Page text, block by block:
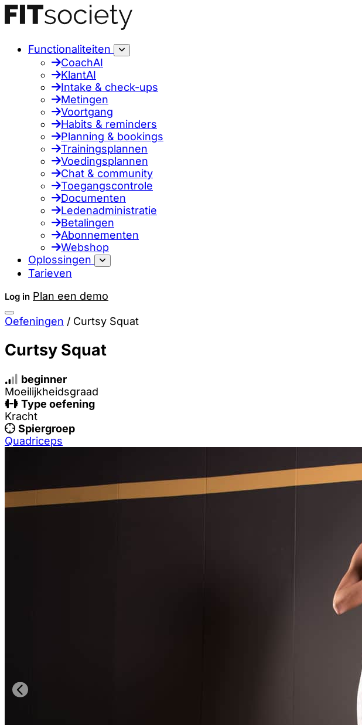
Functionaliteiten
CoachAI
KlantAI
Intake & check-ups
Metingen
Voortgang
Habits & reminders
Planning & bookings
Trainingsplannen
Voedingsplannen
Chat & community
Toegangscontrole
Documenten
Ledenadministratie
Betalingen
Abonnementen
Webshop
Oplossingen
Tarieven
Log in Plan een demo
Oefeningen / Curtsy Squat
Curtsy Squat
beginner
Moeilijkheidsgraad
Type oefening
Kracht
Spiergroep
Quadriceps